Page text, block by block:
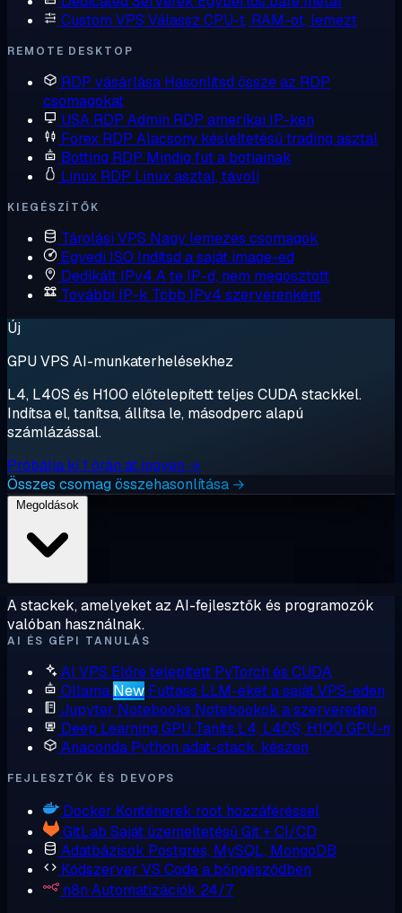
Custom VPS Válassz CPU-t, RAM-ot, lemezt
REMOTE DESKTOP
RDP vásárlása Hasonlítsd össze az RDP
csomagokat
USA RDP Admin RDP amerikai IP-ken
Forex RDP Alacsony késleltetésű trading asztal
Botting RDP Mindig fut a botjainak
Linux RDP Linux asztal, távoli
KIEGÉSZÍTŐK
Tárolási VPS Nagy lemezes csomagok
Egyedi ISO Indítsd a saját image-ed
Dedikált IPv4 A te IP-d, nem megosztott
További IP-k Több IPv4 szerverenként
Új
GPU VPS AI-munkaterhelésekhez
L4, L40S és H100 előtelepített teljes CUDA stackkel.
Indítsa el, tanítsa, állítsa le, másodperc alapú
számlázással.
Próbálja ki 1 órán át ingyen →
Összes csomag összehasonlítása →
A stackek, amelyeket az AI-fejlesztők és programozók
valóban használnak.
AI ÉS GÉPI TANULÁS
AI VPS Előre telepített PyTorch és CUDA
Ollama New Futtass LLM-eket a saját VPS-eden
Jupyter Notebooks Notebookok a szervereden
Deep Learning GPU Taníts L4, L40S, H100 GPU-n
Anaconda Python adat-stack, készen
FEJLESZTŐK ÉS DEVOPS
Docker Konténerek root hozzáféréssel
GitLab Saját üzemeltetésű Git + CI/CD
Adatbázisok Postgres, MySQL, MongoDB
Kódszerver VS Code a böngésződben
n8n Automatizációk 24/7